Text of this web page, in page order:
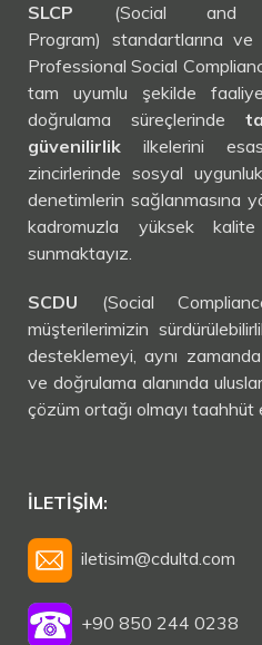
SLCP (Social and
Program) standartlarına ve
Professional Social
tam uyumlu şekilde
doğrulama süreçlerinde
güvenilirlik ilkelerini
zincirlerinde sosyal
denetimlerin sağlanmasına
kadromuzla yüksek
sunmaktayız.
SCDU (Social
müşterilerimizin
desteklemeyi, aynı
ve doğrulama alanında
çözüm ortağı olmayı taahhüt
İLETIŞIM:
iletisim@cdultd.com
+90 850 244 0238